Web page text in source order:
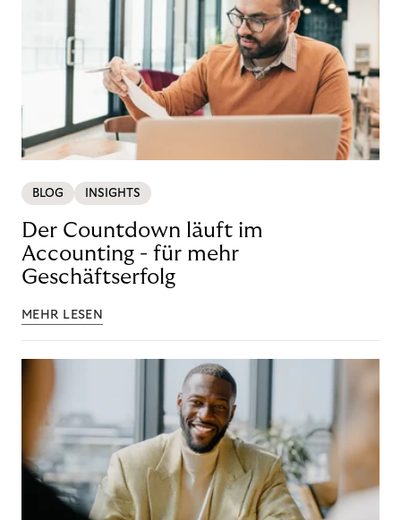
BLOG INSIGHTS
Der Countdown läuft im
Accounting - für mehr
Geschäftserfolg
MEHR LESEN